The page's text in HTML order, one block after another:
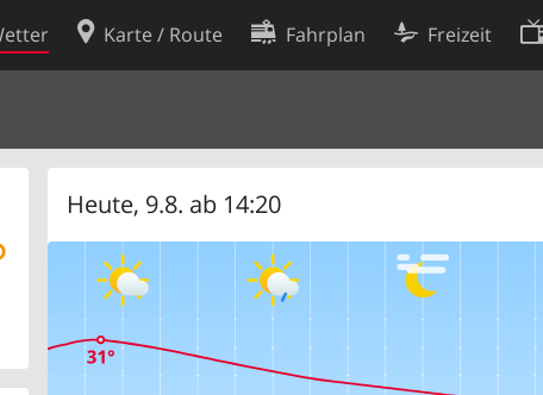
Karte / Route Fahrplan Freizeit
Heute, 9.8. ab 14:20
Cookie-Einstellungen